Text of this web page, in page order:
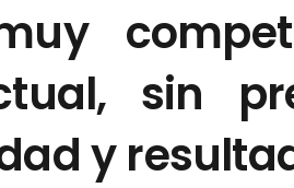
sin
y